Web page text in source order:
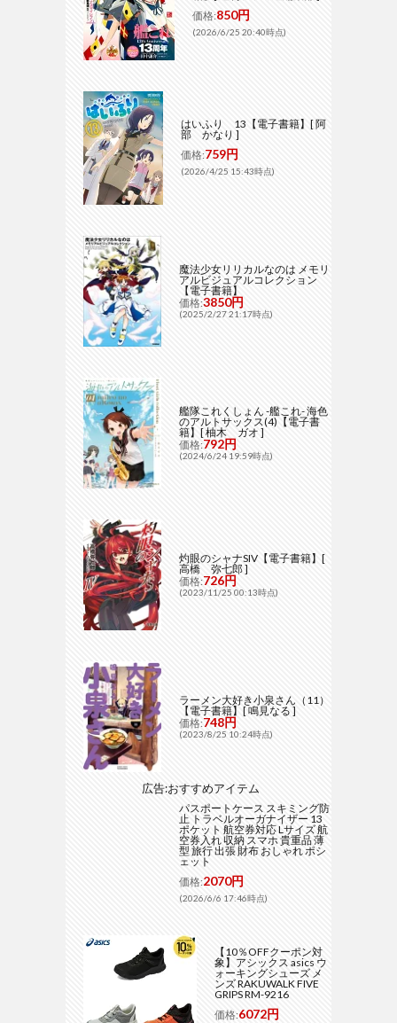
価格:850円
(2026/6/25 20:40時点)
はいふり 13【電子書籍】[ 阿
部 かなり ]
価格:759円
(2026/4/25 15:43時点)
魔法少女リリカルなのは メモリ
アルビジュアルコレクション
【電子書籍】
価格:3850円
(2025/2/27 21:17時点)
艦隊これくしょん -艦これ- 海色
のアルトサックス(4)【電子書
籍】[ 柚木 ガオ ]
価格:792円
(2024/6/24 19:59時点)
灼眼のシャナSIV【電子書籍】[
高橋 弥七郎 ]
価格:726円
(2023/11/25 00:13時点)
ラーメン大好き小泉さん（11）
【電子書籍】[ 鳴見なる ]
価格:748円
(2023/8/25 10:24時点)
広告:おすすめアイテム
パスポートケース スキミング防
止 トラベルオーガナイザー 13
ポケット 航空券対応 Lサイズ 航
空券入れ 収納 スマホ 貴重品 薄
型 旅行 出張 財布 おしゃれ ポシ
ェット
価格:2070円
(2026/6/6 17:46時点)
【10％OFFクーポン対
象】アシックス asics ウ
ォーキングシューズ メ
ンズ RAKUWALK FIVE
GRIPS RM-9216
価格:6072円